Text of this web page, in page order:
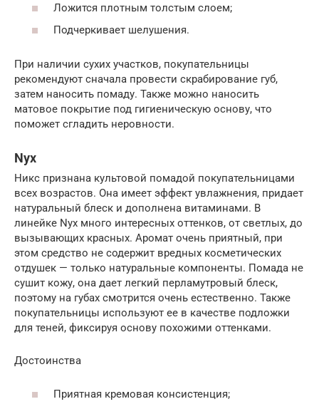
Ложится плотным толстым слоем;
Подчеркивает шелушения.
При наличии сухих участков, покупательницы
рекомендуют сначала провести скрабирование губ,
затем наносить помаду. Также можно наносить
матовое покрытие под гигиеническую основу, что
поможет сгладить неровности.
Nyx
Никс признана культовой помадой покупательницами
всех возрастов. Она имеет эффект увлажнения, придает
натуральный блеск и дополнена витаминами. В
линейке Nyx много интересных оттенков, от светлых, до
вызывающих красных. Аромат очень приятный, при
этом средство не содержит вредных косметических
отдушек — только натуральные компоненты. Помада не
сушит кожу, она дает легкий перламутровый блеск,
поэтому на губах смотрится очень естественно. Также
покупательницы используют ее в качестве подложки
для теней, фиксируя основу похожими оттенками.
Достоинства
Приятная кремовая консистенция;